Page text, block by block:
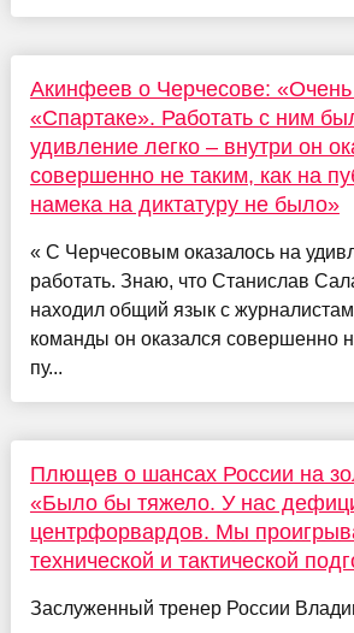
Акинфеев о Черчесове:
«Спартаке». Работать с ним
удивление легко – внутри он
совершенно не таким, как на
намека на диктатуру не было»
« С Черчесовым оказалось на
работать. Знаю, что Станислав
находил общий язык с
команды он оказался совершенно
пу...
Плющев о шансах России на
«Было бы тяжело. У нас
центрфорвардов. Мы
технической и тактической
Заслуженный тренер России